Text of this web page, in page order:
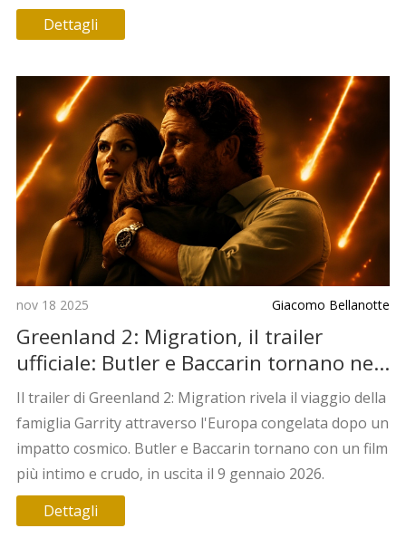
Dettagli
nov 18 2025 Giacomo Bellanotte
Greenland 2: Migration, il trailer
ufficiale: Butler e Baccarin tornano nel
mondo distrutto dal cometa
Il trailer di Greenland 2: Migration rivela il viaggio della
famiglia Garrity attraverso l'Europa congelata dopo un
impatto cosmico. Butler e Baccarin tornano con un film
più intimo e crudo, in uscita il 9 gennaio 2026.
Dettagli